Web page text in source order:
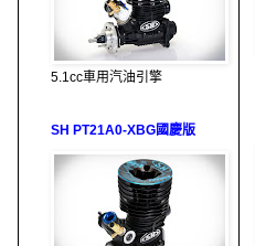
5.1cc車用汽油引擎
SH PT21A0-XBG國慶版